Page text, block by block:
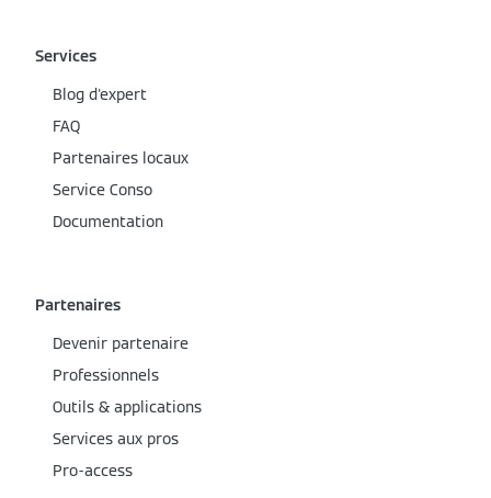
Services
Blog d'expert
FAQ
Partenaires locaux
Service Conso
Documentation
Partenaires
Devenir partenaire
Professionnels
Outils & applications
Services aux pros
Pro-access